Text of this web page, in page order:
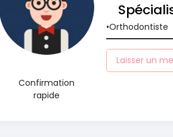
Confirmation
rapide
Orthodontiste
Laisser un